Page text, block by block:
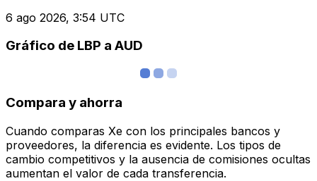
6 ago 2026, 3:54 UTC
Gráfico de LBP a AUD
Compara y ahorra
Cuando comparas Xe con los principales bancos y
proveedores, la diferencia es evidente. Los tipos de
cambio competitivos y la ausencia de comisiones ocultas
aumentan el valor de cada transferencia.